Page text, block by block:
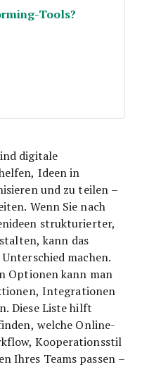
Tools?
digitale
Ideen in
und zu teilen –
Wenn Sie nach
strukturierter,
kann das
machen.
Optionen kann man
Integrationen
Diese Liste hilft
welche Online-
Kooperationsstil
Ihres Teams passen –